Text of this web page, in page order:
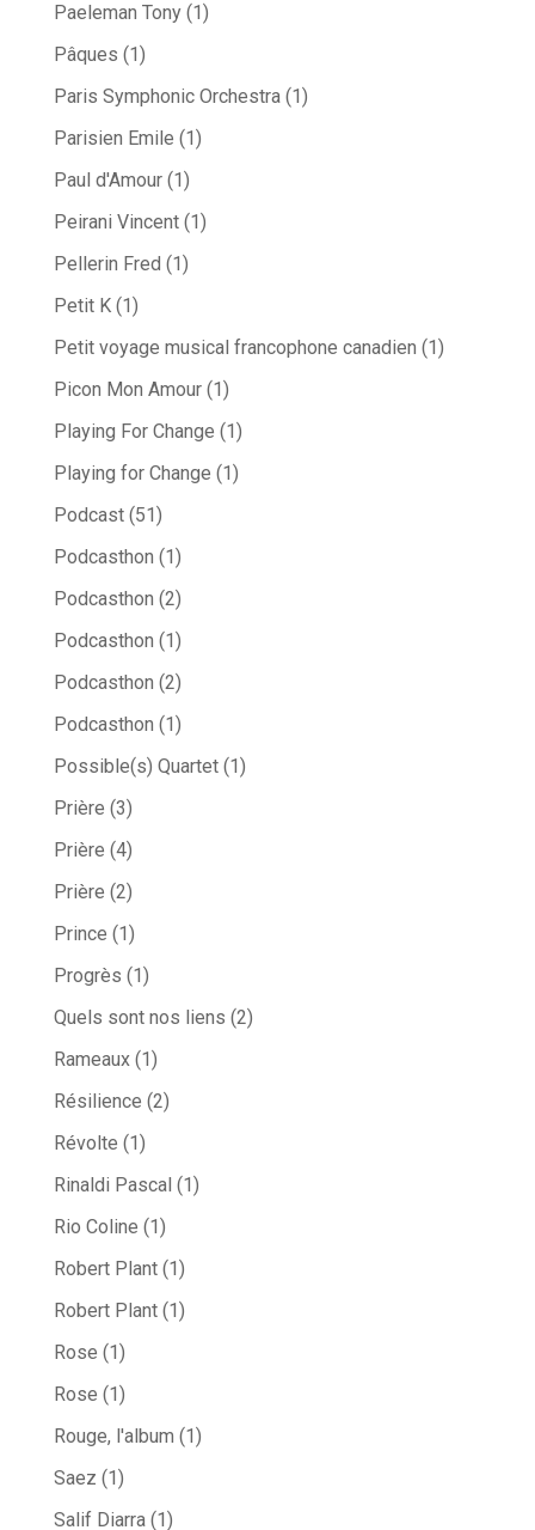
Paeleman Tony(1)
Pâques (1)
Paris Symphonic Orchestra(1)
Parisien Emile (1)
Paul d'Amour(1)
Peirani Vincent(1)
Pellerin Fred (1)
Petit K(1)
Petit voyage musical francophone canadien (1)
Picon Mon Amour(1)
Playing For Change (1)
Playing for Change (1)
Podcast(51)
Podcasthon (1)
Podcasthon (2)
Podcasthon (1)
Podcasthon (2)
Podcasthon (1)
Possible(s) Quartet(1)
Prière (3)
Prière (4)
Prière (2)
Prince (1)
Progrès (1)
Quels sont nos liens (2)
Rameaux(1)
Résilience (2)
Révolte (1)
Rinaldi Pascal (1)
Rio Coline (1)
Robert Plant(1)
Robert Plant(1)
Rose (1)
Rose (1)
Rouge, l'album (1)
Saez (1)
Salif Diarra(1)